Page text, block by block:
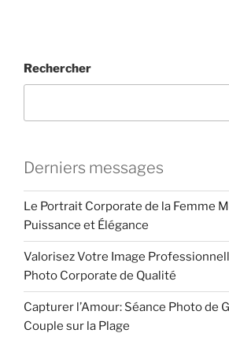
Rechercher
Derniers messages
Le Portrait Corporate de la Femme
Puissance et Élégance
Valorisez Votre Image
Photo Corporate de Qualité
Capturer l’Amour: Séance Photo de
Couple sur la Plage